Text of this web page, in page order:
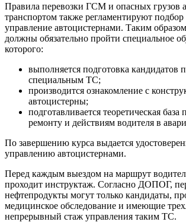
Правила перевозки ГСМ и опасных грузов
транспортом также регламентируют подбор
управление автоцистернами. Таким
должны обязательно пройти специальное
которого:
выполняется подготовка кандидатов
специальным ТС;
производится ознакомление с
автоцистерны;
подготавливается теоретическая
ремонту и действиям водителя в
По завершению курса выдается
управлению автоцистернами.
Перед каждым выездом на маршрут
проходит инструктаж. Согласно ДОПОГ,
нефтепродукты могут только кандидаты,
медицинское обследование и имеющие
непрерывный стаж управления таким ТС.